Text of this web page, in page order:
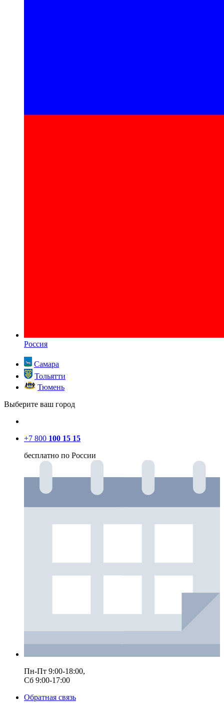
Россия
Самара
Тольятти
Тюмень
Выберите ваш город
+7 800 100 15 15
бесплатно по России
Пн-Пт 9:00-18:00,
Сб 9:00-17:00
Обратная связь